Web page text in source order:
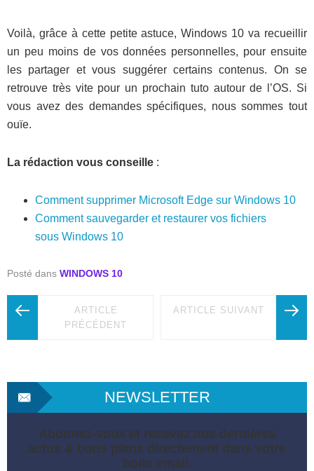
Voilà, grâce à cette petite astuce, Windows 10 va recueillir
un peu moins de vos données personnelles, pour ensuite
les partager et vous suggérer certains contenus. On se
retrouve très vite pour un prochain tuto autour de l’OS. Si
vous avez des demandes spécifiques, nous sommes tout
ouïe.
La rédaction vous conseille :
Comment supprimer Microsoft Edge sur Windows 10
Comment sauvegarder et restaurer vos fichiers
sous Windows 10
Posté dans WINDOWS 10
ARTICLE
PRÉCÉDENT
ARTICLE SUIVANT
NEWSLETTER
Abonnez-vous et recevez nos dernières
actus & bons plans directement dans votre
boite email.